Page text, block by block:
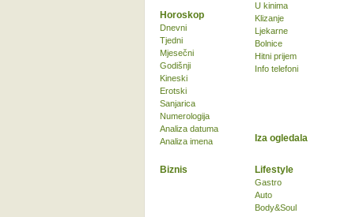
U kinima
Klizanje
Ljekarne
Bolnice
Hitni prijem
Info telefoni
Biznis Lifestyle
Gastro
Auto
Body&Soul
Horoskop
Dnevni
Tjedni
Mjesečni
Godišnji
Kineski
Erotski
Sanjarica
Numerologija
Analiza datuma
Analiza imena
Iza ogledala